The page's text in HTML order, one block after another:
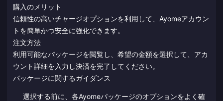
購入のメリット
信頼性の高いチャージオプションを利用して、Ayomeアカウン
トを簡単かつ安全に強化できます。
注文方法
利用可能なパッケージを閲覧し、希望の金額を選択して、アカ
ウント詳細を入力し決済を完了してください。
パッケージに関するガイダンス
選択する前に、各Ayomeパッケージのオプションをよく確